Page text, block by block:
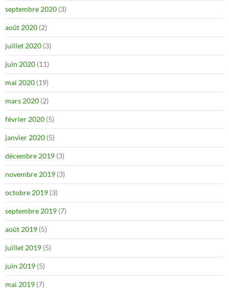
septembre 2020 (3)
août 2020 (2)
juillet 2020 (3)
juin 2020 (11)
mai 2020 (19)
mars 2020 (2)
février 2020 (5)
janvier 2020 (5)
décembre 2019 (3)
novembre 2019 (3)
octobre 2019 (3)
septembre 2019 (7)
août 2019 (5)
juillet 2019 (5)
juin 2019 (5)
mai 2019 (7)